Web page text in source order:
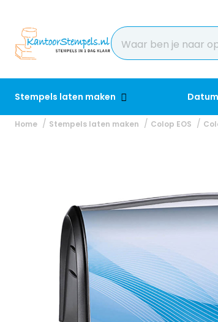
Stempels laten maken
Home Stempels laten maken Colop EOS